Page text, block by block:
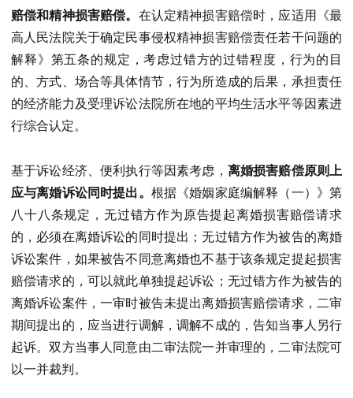
赔偿和精神损害赔偿。 在认定精神损害赔偿时，应适用《最
高人民法院关于确定民事侵权精神损害赔偿责任若干问题的
解释》第五条的规定，考虑过错方的过错程度，行为的目
的、方式、场合等具体情节，行为所造成的后果，承担责任
的经济能力及受理诉讼法院所在地的平均生活水平等因素进
行综合认定。
基于诉讼经济、便利执行等因素考虑， 离婚损害赔偿原则上
应与离婚诉讼同时提出。 根据《婚姻家庭编解释（一）》第
八十八条规定，无过错方作为原告提起离婚损害赔偿请求
的，必须在离婚诉讼的同时提出；无过错方作为被告的离婚
诉讼案件，如果被告不同意离婚也不基于该条规定提起损害
赔偿请求的，可以就此单独提起诉讼；无过错方作为被告的
离婚诉讼案件，一审时被告未提出离婚损害赔偿请求，二审
期间提出的，应当进行调解，调解不成的，告知当事人另行
起诉。双方当事人同意由二审法院一并审理的，二审法院可
以一并裁判。